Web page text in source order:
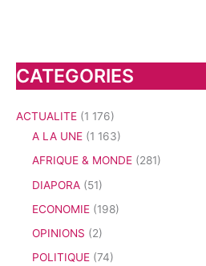
CATEGORIES
ACTUALITE (1 176)
A LA UNE (1 163)
AFRIQUE & MONDE (281)
DIAPORA (51)
ECONOMIE (198)
OPINIONS (2)
POLITIQUE (74)